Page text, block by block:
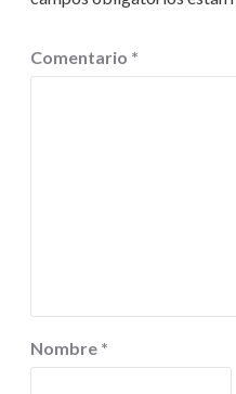
Comentario *
Nombre *